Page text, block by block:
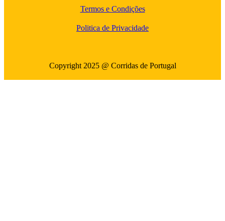
Termos e Condições
Politica de Privacidade
Copyright 2025 @ Corridas de Portugal